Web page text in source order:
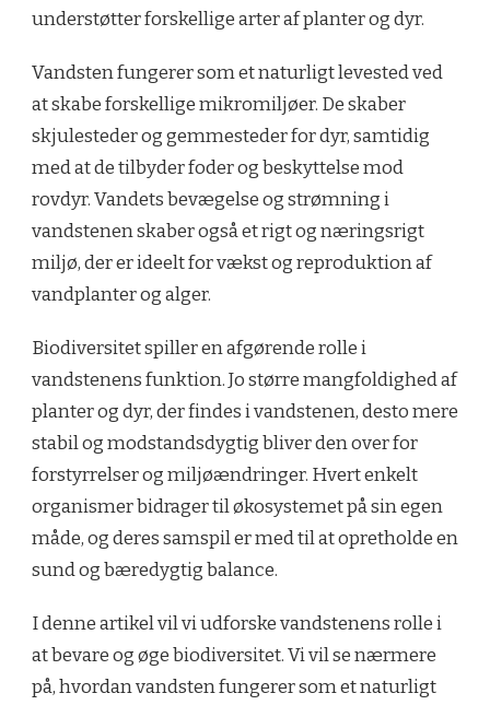
understøtter forskellige arter af planter og dyr.
Vandsten fungerer som et naturligt levested ved
at skabe forskellige mikromiljøer. De skaber
skjulesteder og gemmesteder for dyr, samtidig
med at de tilbyder foder og beskyttelse mod
rovdyr. Vandets bevægelse og strømning i
vandstenen skaber også et rigt og næringsrigt
miljø, der er ideelt for vækst og reproduktion af
vandplanter og alger.
Biodiversitet spiller en afgørende rolle i
vandstenens funktion. Jo større mangfoldighed af
planter og dyr, der findes i vandstenen, desto mere
stabil og modstandsdygtig bliver den over for
forstyrrelser og miljøændringer. Hvert enkelt
organismer bidrager til økosystemet på sin egen
måde, og deres samspil er med til at opretholde en
sund og bæredygtig balance.
I denne artikel vil vi udforske vandstenens rolle i
at bevare og øge biodiversitet. Vi vil se nærmere
på, hvordan vandsten fungerer som et naturligt